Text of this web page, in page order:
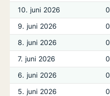
10. juni 2026
0
9. juni 2026
0
8. juni 2026
0
7. juni 2026
0
6. juni 2026
0
5. juni 2026
0